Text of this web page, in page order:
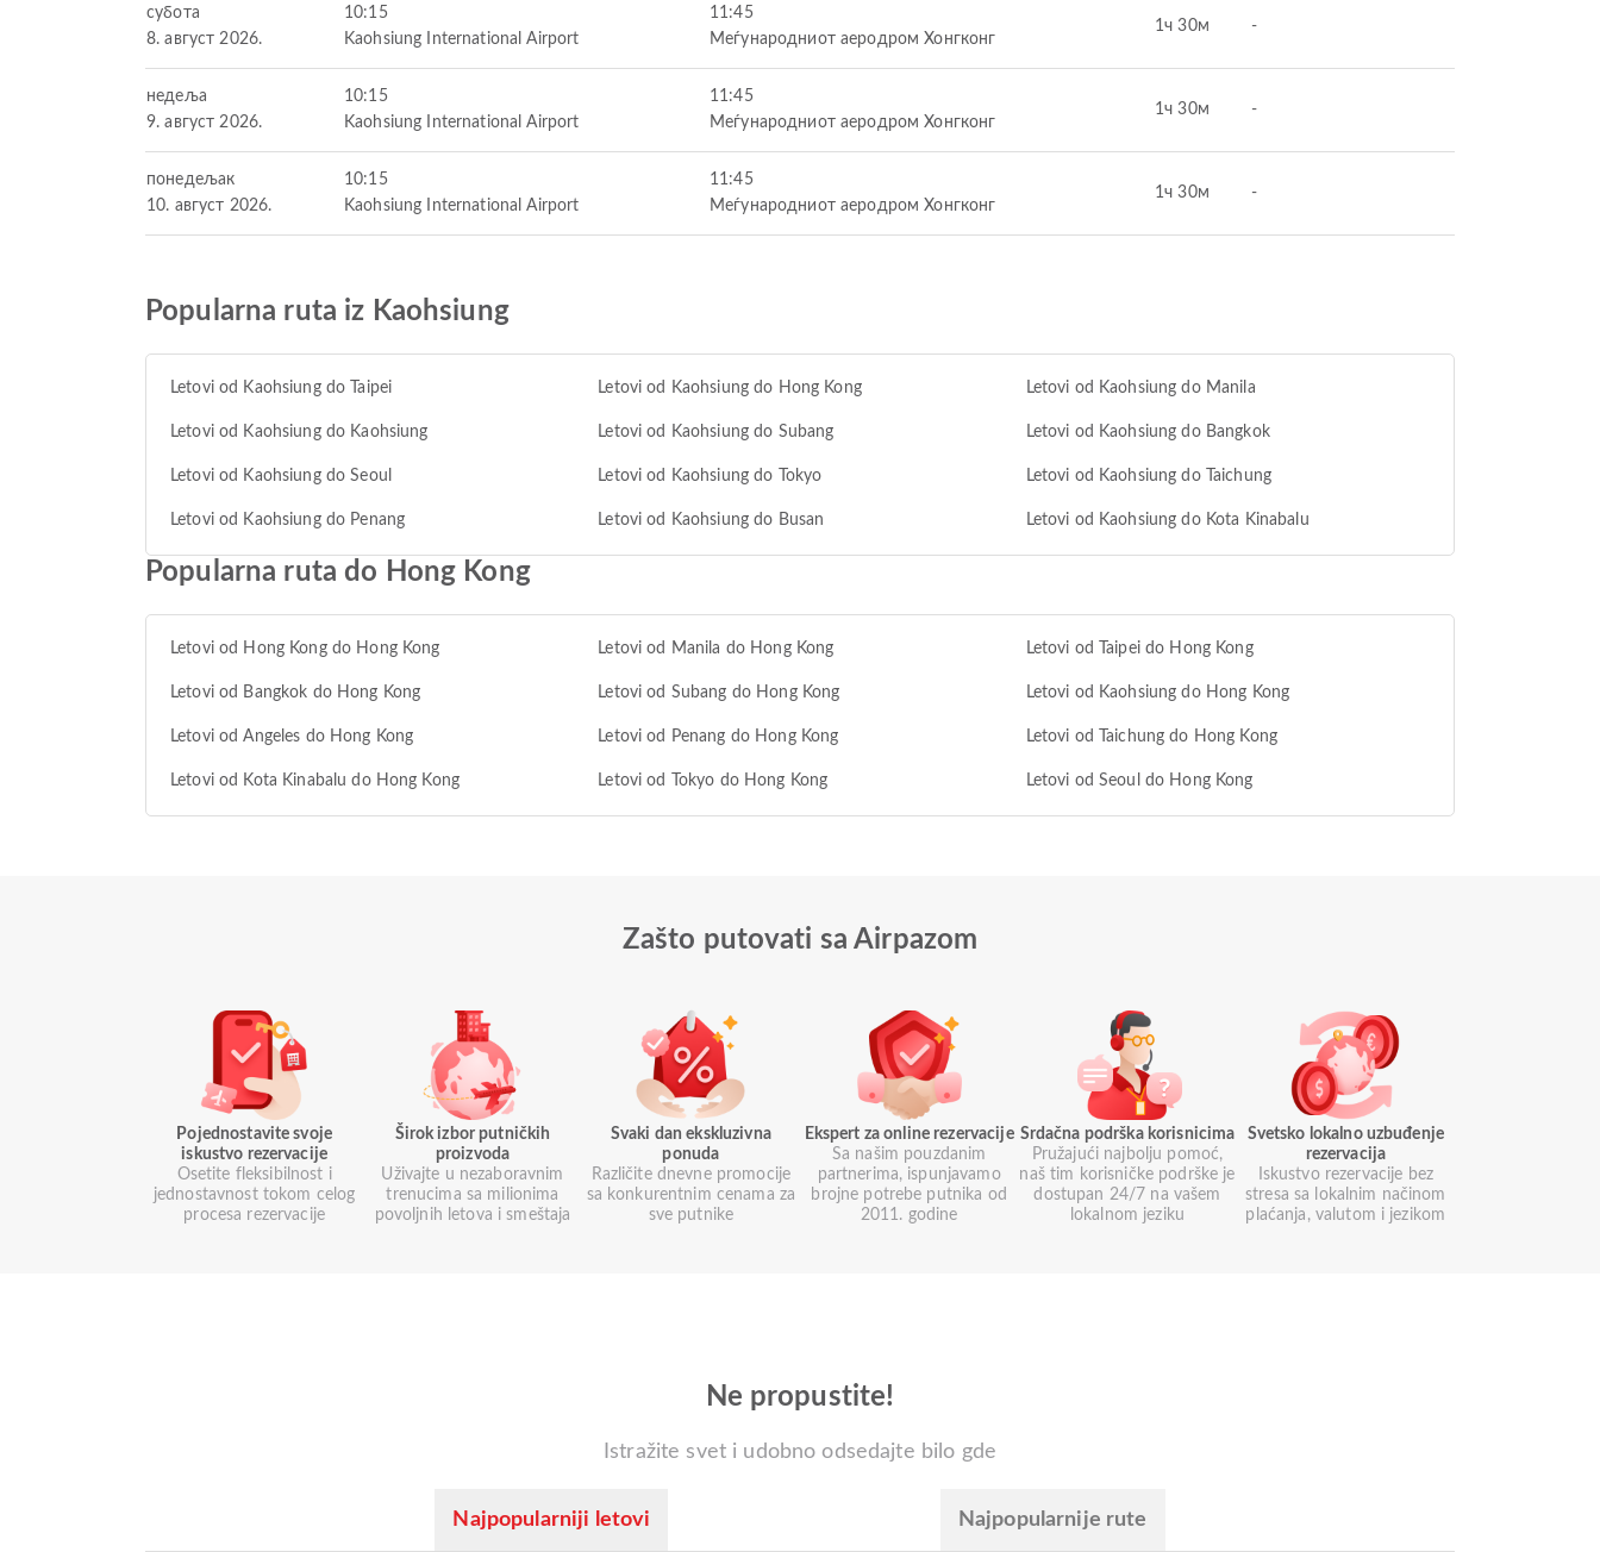
субота
8. август 2026.
10:15
Kaohsiung International Airport
11:45
Меѓународниот аеродром Хонгконг
1ч 30м -
недеља
9. август 2026.
10:15
Kaohsiung International Airport
11:45
Меѓународниот аеродром Хонгконг
1ч 30м -
понедељак
10. август 2026.
10:15
Kaohsiung International Airport
11:45
Меѓународниот аеродром Хонгконг
1ч 30м -
Popularna ruta iz Kaohsiung
Letovi od Kaohsiung do Taipei Letovi od Kaohsiung do Hong Kong Letovi od Kaohsiung do Manila
Letovi od Kaohsiung do Kaohsiung Letovi od Kaohsiung do Subang Letovi od Kaohsiung do Bangkok
Letovi od Kaohsiung do Seoul Letovi od Kaohsiung do Tokyo Letovi od Kaohsiung do Taichung
Letovi od Kaohsiung do Penang Letovi od Kaohsiung do Busan Letovi od Kaohsiung do Kota Kinabalu
Popularna ruta do Hong Kong
Letovi od Hong Kong do Hong Kong Letovi od Manila do Hong Kong Letovi od Taipei do Hong Kong
Letovi od Bangkok do Hong Kong Letovi od Subang do Hong Kong Letovi od Kaohsiung do Hong Kong
Letovi od Angeles do Hong Kong Letovi od Penang do Hong Kong Letovi od Taichung do Hong Kong
Letovi od Kota Kinabalu do Hong Kong Letovi od Tokyo do Hong Kong Letovi od Seoul do Hong Kong
Zašto putovati sa Airpazom
Pojednostavite svoje
iskustvo rezervacije
Osetite fleksibilnost i
jednostavnost tokom celog
procesa rezervacije
Širok izbor putničkih
proizvoda
Uživajte u nezaboravnim
trenucima sa milionima
povoljnih letova i smeštaja
Svaki dan ekskluzivna
ponuda
Različite dnevne promocije
sa konkurentnim cenama za
sve putnike
Ekspert za online rezervacije
Sa našim pouzdanim
partnerima, ispunjavamo
brojne potrebe putnika od
2011. godine
Srdačna podrška korisnicima
Pružajući najbolju pomoć,
naš tim korisničke podrške je
dostupan 24/7 na vašem
lokalnom jeziku
Svetsko lokalno uzbuđenje
rezervacija
Iskustvo rezervacije bez
stresa sa lokalnim načinom
plaćanja, valutom i jezikom
Ne propustite!
Istražite svet i udobno odsedajte bilo gde
Najpopularniji letovi Najpopularnije rute